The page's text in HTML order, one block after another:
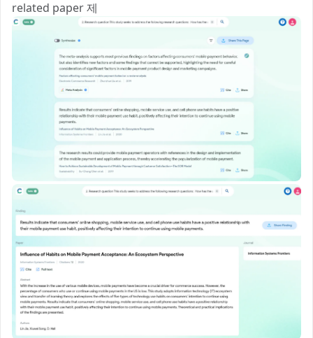
related paper 제